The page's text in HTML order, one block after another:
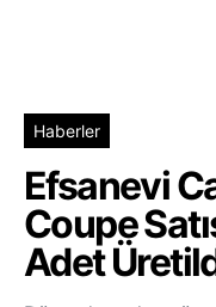
Haberler
Efsanevi
Coupe
Adet